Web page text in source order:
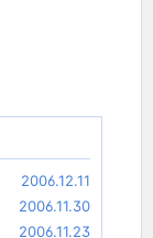
2006.12.11
2006.11.30
2006.11.23